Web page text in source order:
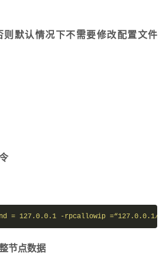
则默认情况下不需要修改配置文件
= 127.0.0.1 -rpcallowip =“127.0.0.1/
节点数据